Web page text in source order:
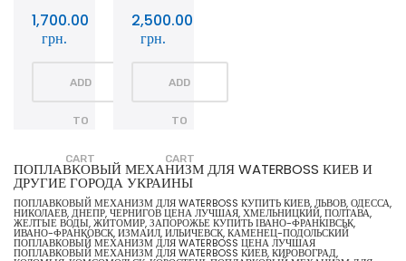
1,700.00
грн.
ADD
TO
CART
2,500.00
грн.
ADD
TO
CART
ПОПЛАВКОВЫЙ МЕХАНИЗМ ДЛЯ WATERBOSS КИЕВ И
ДРУГИЕ ГОРОДА УКРАИНЫ
ПОПЛАВКОВЫЙ МЕХАНИЗМ ДЛЯ WATERBOSS КУПИТЬ КИЕВ, ЛЬВОВ, ОДЕССА,
НИКОЛАЕВ, ДНЕПР, ЧЕРНИГОВ ЦЕНА ЛУЧШАЯ, ХМЕЛЬНИЦКИЙ, ПОЛТАВА,
ЖЕЛТЫЕ ВОДЫ, ЖИТОМИР, ЗАПОРОЖЬЕ КУПИТЬ ІВАНО-ФРАНКІВСЬК,
ИВАНО-ФРАНКОВСК, ИЗМАИЛ, ИЛЬИЧЕВСК, КАМЕНЕЦ-ПОДОЛЬСКИЙ
ПОПЛАВКОВЫЙ МЕХАНИЗМ ДЛЯ WATERBOSS ЦЕНА ЛУЧШАЯ
ПОПЛАВКОВЫЙ МЕХАНИЗМ ДЛЯ WATERBOSS КИЕВ, КИРОВОГРАД,